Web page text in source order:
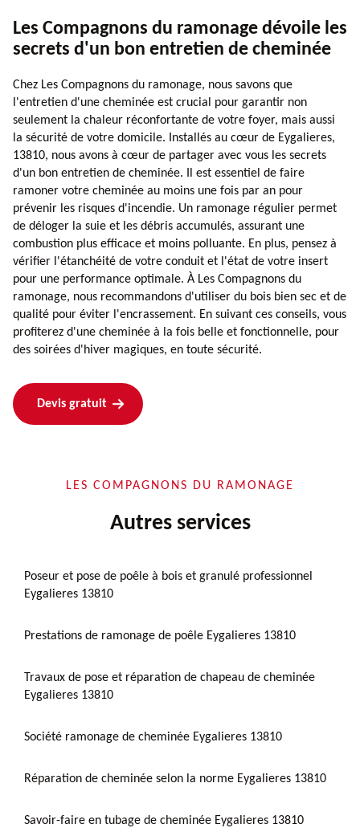
Les Compagnons du ramonage dévoile les
secrets d'un bon entretien de cheminée
Chez Les Compagnons du ramonage, nous savons que
l'entretien d'une cheminée est crucial pour garantir non
seulement la chaleur réconfortante de votre foyer, mais aussi
la sécurité de votre domicile. Installés au cœur de Eygalieres,
13810, nous avons à cœur de partager avec vous les secrets
d'un bon entretien de cheminée. Il est essentiel de faire
ramoner votre cheminée au moins une fois par an pour
prévenir les risques d'incendie. Un ramonage régulier permet
de déloger la suie et les débris accumulés, assurant une
combustion plus efficace et moins polluante. En plus, pensez à
vérifier l'étanchéité de votre conduit et l'état de votre insert
pour une performance optimale. À Les Compagnons du
ramonage, nous recommandons d'utiliser du bois bien sec et de
qualité pour éviter l'encrassement. En suivant ces conseils, vous
profiterez d'une cheminée à la fois belle et fonctionnelle, pour
des soirées d'hiver magiques, en toute sécurité.
Devis gratuit
LES COMPAGNONS DU RAMONAGE
Autres services
Poseur et pose de poêle à bois et granulé professionnel
Eygalieres 13810
Prestations de ramonage de poêle Eygalieres 13810
Travaux de pose et réparation de chapeau de cheminée
Eygalieres 13810
Société ramonage de cheminée Eygalieres 13810
Réparation de cheminée selon la norme Eygalieres 13810
Savoir-faire en tubage de cheminée Eygalieres 13810